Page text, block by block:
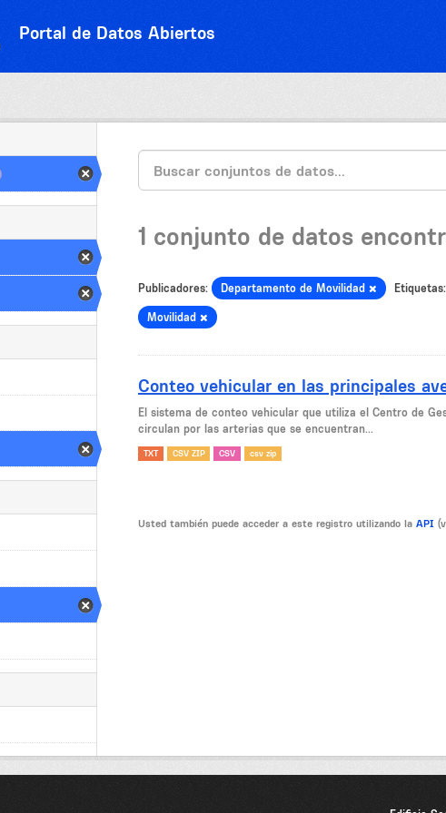
Portal de Datos Abiertos
1 conjunto de datos
Publicadores: Departamento de Movilidad Etiquetas:
Movilidad
Conteo vehicular en las principales
El sistema de conteo vehicular que utiliza el Centro de
circulan por las arterias que se encuentran...
TXT CSV ZIP CSV csv zip
Usted también puede acceder a este registro utilizando la API